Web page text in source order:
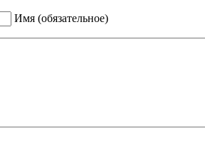
Имя (обязательное)